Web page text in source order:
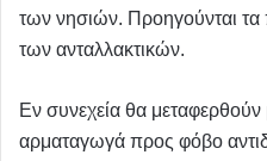
των νησιών. Προηγούνται τα
των ανταλλακτικών.
Εν συνεχεία θα
αρματαγωγά προς φόβο